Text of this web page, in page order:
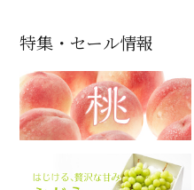
特集・セール情報